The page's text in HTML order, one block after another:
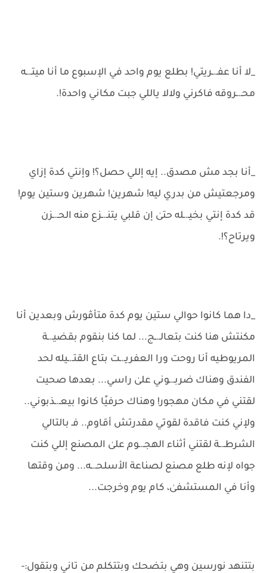
_لا أنا عفـ.ـريتي! بطلع يوم واحد في الإسبوع ما أنا ميتـ.ـه
محـ.ـروقه فاكرني ولالا ياللي جبت مكاني واحدة!.
_أنا بجد مش مصدق.. إيه إللي حصل؟! وإنتي كدة إزاي
ومرجعتيش من بدري ليه! شهرين! شهرين وستين يوم!
قد كدة إنتي بخيـ.ـله حتىٰ إن قلبي يتنـ.ـزع منه الحـ.ـزن
ويرتاح؟!.
_دا هما كانوا حوالي ستين يوم كدة متأڤورش وبعدين أنا
مكنتش هنا كنت بتعالـ.ـج... لما كنا بنقوم بقضيـ.ـة
المريوطيه أنا روحت ورا العفريـ.ـت بتاع القتـ.ـيله لحد
الفندق وهناك ضربـ.ـوني علىٰ راسي... بعدها صحيت
لقتني في مكان مهجور! وهناك حرفيًا كانوا بيعـ.ـذبوني..
ولإني كنت فاقدة لقوتي مقدرتش أقاوم.. فـ بالتالي
الشرطـ.ـة لقتني أثناء الهجـ.ـوم علىٰ المصنع إللي كنت
جواه لإنه طلع مصنع لصناعة الأسلحـ.ـه... ومن وقتها
وأنا في المستشفىٰ، كام يوم وخرجت...
بتتنهد نورسين وهي بتضحك وبتتكلم من تاني وبتقول:-